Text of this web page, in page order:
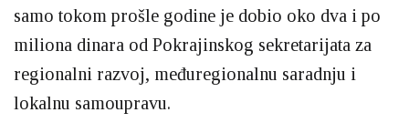
samo tokom prošle godine je dobio oko dva i po
miliona dinara od Pokrajinskog sekretarijata za
regionalni razvoj, međuregionalnu saradnju i
lokalnu samoupravu.